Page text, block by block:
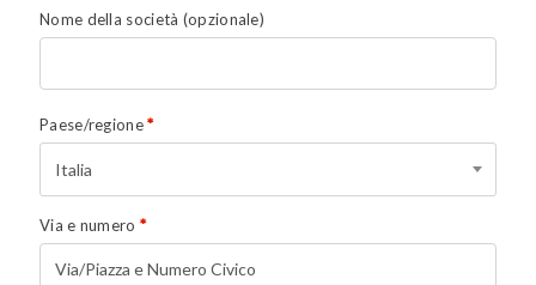
Nome della società (opzionale)
Paese/regione *
Italia
Via e numero *